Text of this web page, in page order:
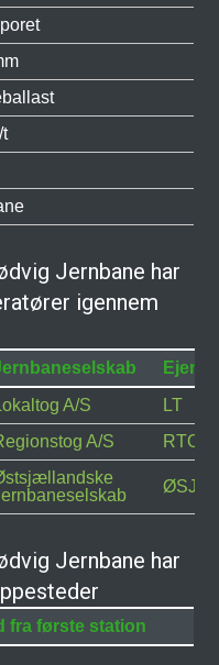
t
Jernbane har
igennem
A/S
LT
A/S RTOG
ØSJS
Jernbane har
fra første station